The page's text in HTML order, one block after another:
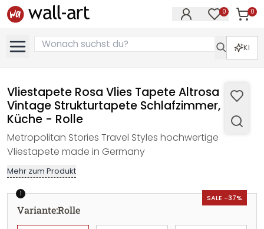
0 0
KI
Vliestapete Rosa Vlies Tapete Altrosa
Vintage Strukturtapete Schlafzimmer,
Küche - Rolle
Metropolitan Stories Travel Styles hochwertige
Vliestapete made in Germany
Mehr zum Produkt
SALE -37%
1
Variante:Rolle